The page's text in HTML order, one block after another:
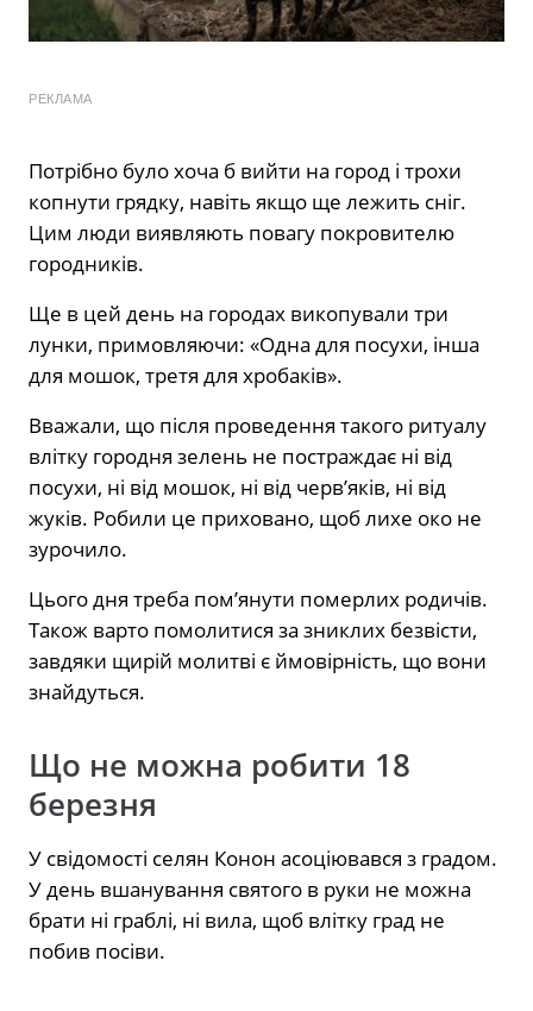
РЕКЛАМА
Потрібно було хоча б вийти на город і трохи
копнути грядку, навіть якщо ще лежить сніг.
Цим люди виявляють повагу покровителю
городників.
Ще в цей день на городах викопували три
лунки, примовляючи: «Одна для посухи, інша
для мошок, третя для хробаків».
Вважали, що після проведення такого ритуалу
влітку городня зелень не постраждає ні від
посухи, ні від мошок, ні від черв’яків, ні від
жуків. Робили це приховано, щоб лихе око не
зурочило.
Цього дня треба пом’янути померлих родичів.
Також варто помолитися за зниклих безвісти,
завдяки щирій молитві є ймовірність, що вони
знайдуться.
Що не можна робити 18
березня
У свідомості селян Конон асоціювався з градом.
У день вшанування святого в руки не можна
брати ні граблі, ні вила, щоб влітку град не
побив посіви.